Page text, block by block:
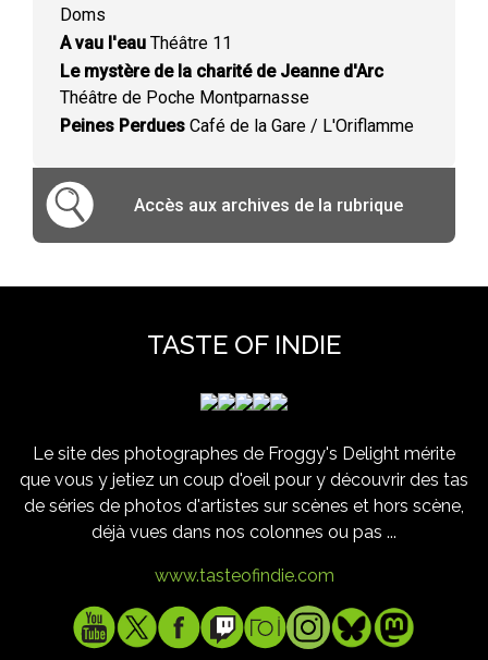
Doms
A vau l'eau Théâtre 11
Le mystère de la charité de Jeanne d'Arc
Théâtre de Poche Montparnasse
Peines Perdues Café de la Gare / L'Oriflamme
Accès aux archives de la rubrique
TASTE OF INDIE
Le site des photographes de Froggy's Delight mérite
que vous y jetiez un coup d'oeil pour y découvrir des tas
de séries de photos d'artistes sur scènes et hors scène,
déjà vues dans nos colonnes ou pas ...
www.tasteofindie.com